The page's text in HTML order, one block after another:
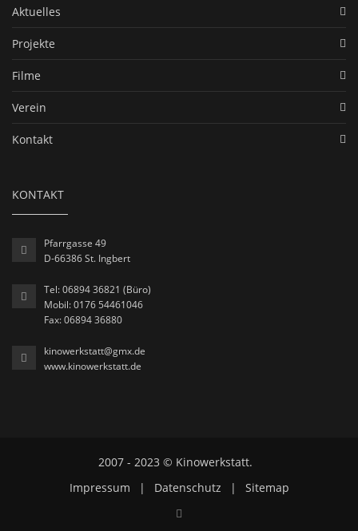
Aktuelles
Projekte
Filme
Verein
Kontakt
KONTAKT
Pfarrgasse 49
D-66386 St. Ingbert
Tel: 06894 36821 (Büro)
Mobil: 0176 54461046
Fax: 06894 36880
kinowerkstatt@gmx.de
www.kinowerkstatt.de
2007 - 2023 © Kinowerkstatt.
Impressum
| Datenschutz | Sitemap